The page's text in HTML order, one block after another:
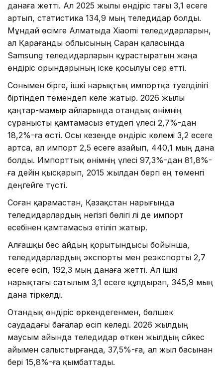
данаға жетті. Ал 2025 жылы өндіріс тағы 3,1 есеге
артып, статистика 134,9 мың теледидар болды.
Мұндай өсімге Алматыда Xiaomi теледидарларын,
ал Қарағанды облысының Саран қаласында
Samsung теледидарларын құрастыратын жаңа
өндіріс орындарының іске қосылуы әсер етті.
Сонымен бірге, ішкі нарықтың импортқа тәуелділігі
біртіндеп төмендеп келе жатыр. 2026 жылы
қаңтар-мамыр айларында отандық өнімнің
сұранысты қамтамасыз етудегі үлесі 2,7%-дан
18,2%-ға өсті. Осы кезеңде өндіріс көлемі 3,2 есеге
артса, ал импорт 2,5 есеге азайып, 440,1 мың дана
болды. Импорттық өнімнің үлесі 97,3%-дан 81,8%-
ға дейін қысқарып, 2015 жылдан бергі ең төменгі
деңгейге түсті.
Соған қарамастан, Қазақстан нарығында
теледидарлардың негізгі бөлігі әлі де импорт
есебінен қамтамасыз етіліп жатыр.
Алғашқы бес айдың қорытындысы бойынша,
теледидарлардың экспорты мен реэкспорты 2,7
есеге өсіп, 192,3 мың данаға жетті. Ал ішкі
нарықтағы сатылым 3,1 есеге құлдырап, 345,9 мың
дана тіркелді.
Отандық өндіріс өркендегенмен, бөлшек
саудадағы бағалар өсіп келеді. 2026 жылдың
маусым айында теледидар өткен жылдың сәйкес
айымен салыстырғанда, 37,5%-ға, ал жыл басынан
бері 15,8%-ға қымбаттады.